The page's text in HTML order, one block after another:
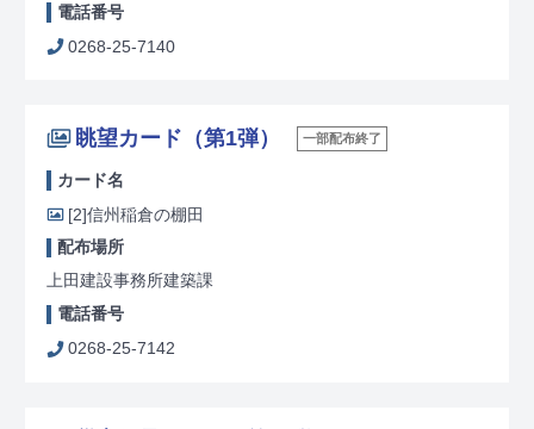
電話番号
0268-25-7140
眺望カード（第1弾） 一部配布終了
カード名
[2]信州稲倉の棚田
配布場所
上田建設事務所建築課
電話番号
0268-25-7142